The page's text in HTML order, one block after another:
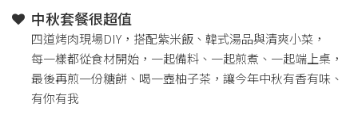
中秋套餐很超值
四道烤肉現場DIY，搭配紫米飯、韓式湯品與清爽小菜，
每一樣都從食材開始，一起備料、一起煎煮、一起端上桌，
最後再煎一份糖餅、喝一壺柚子茶，讓今年中秋有香有味、
有你有我